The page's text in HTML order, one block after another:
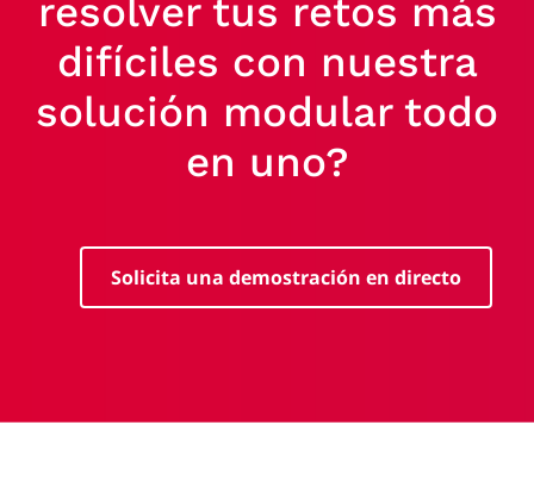
resolver tus retos más
difíciles con nuestra
solución modular todo
en uno?
Solicita una demostración en directo